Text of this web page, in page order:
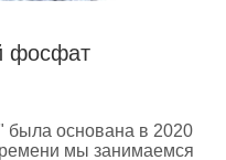
фосфат
основана в 2020
мы занимаемся